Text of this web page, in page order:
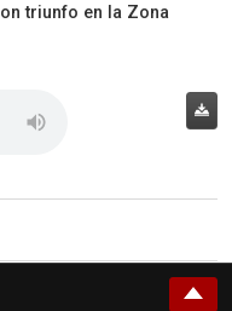
triunfo en la Zona